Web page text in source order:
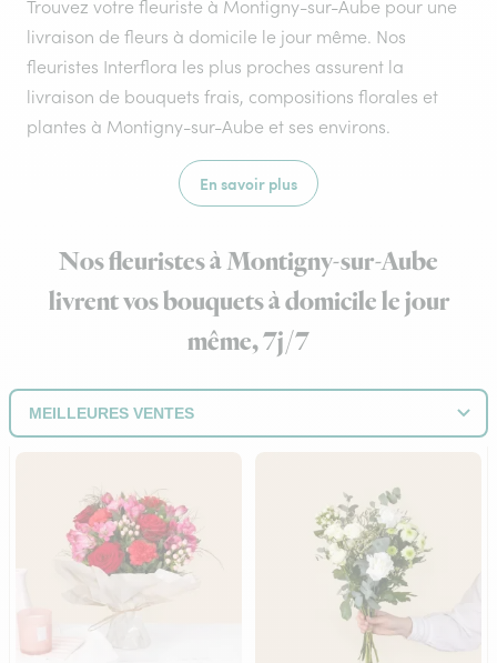
Trouvez votre fleuriste à Montigny-sur-Aube pour une
livraison de fleurs à domicile le jour même. Nos
fleuristes Interflora les plus proches assurent la
livraison de bouquets frais, compositions florales et
plantes à Montigny-sur-Aube et ses environs.
En savoir plus
Nos fleuristes à Montigny-sur-Aube
livrent vos bouquets à domicile le jour
même, 7j/7